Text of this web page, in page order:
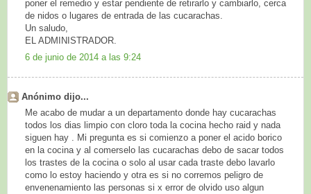
poner el remedio y estar pendiente de retirarlo y cambiarlo, cerca
de nidos o lugares de entrada de las cucarachas.
Un saludo,
EL ADMINISTRADOR.
6 de junio de 2014 a las 9:24
Anónimo dijo...
Me acabo de mudar a un departamento donde hay cucarachas
todos los dias limpio con cloro toda la cocina hecho raid y nada
siguen hay . Mi pregunta es si comienzo a poner el acido borico
en la cocina y al comerselo las cucarachas debo de sacar todos
los trastes de la cocina o solo al usar cada traste debo lavarlo
como lo estoy haciendo y otra es si no corremos peligro de
envenenamiento las personas si x error de olvido uso algun